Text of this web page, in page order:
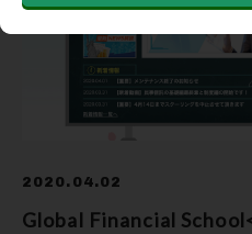
2020.04.02
Global Financial